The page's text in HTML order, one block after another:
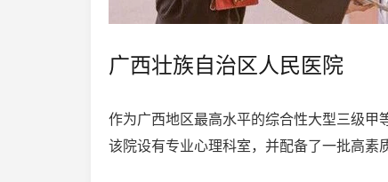
广西壮族自治区人民医院
作为广西地区最高水平的综合性大型三级甲
该院设有专业心理科室，并配备了一批高素